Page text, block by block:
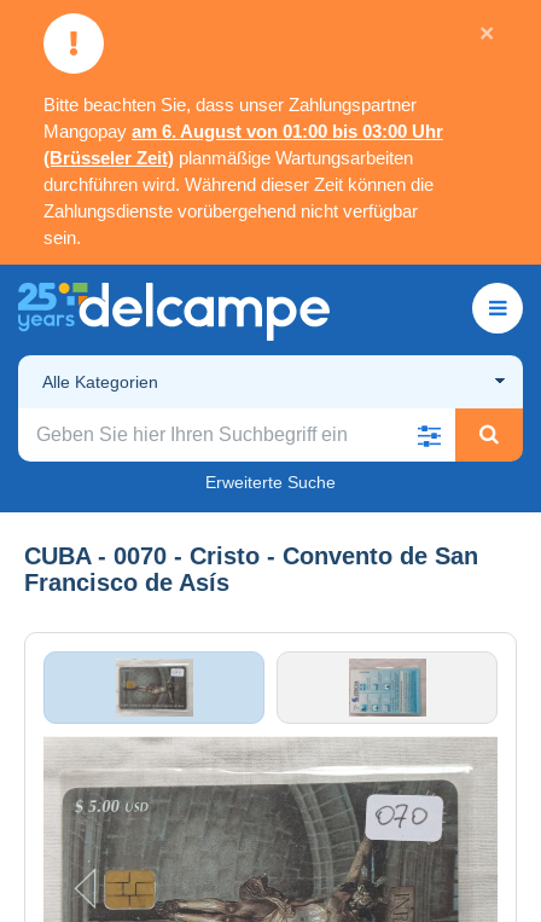
Bitte beachten Sie, dass unser Zahlungspartner
Mangopay am 6. August von 01:00 bis 03:00 Uhr
(Brüsseler Zeit) planmäßige Wartungsarbeiten
durchführen wird. Während dieser Zeit können die
Zahlungsdienste vorübergehend nicht verfügbar
sein.
×
Alle Kategorien
Erweiterte Suche
CUBA - 0070 - Cristo - Convento de San
Francisco de Asís